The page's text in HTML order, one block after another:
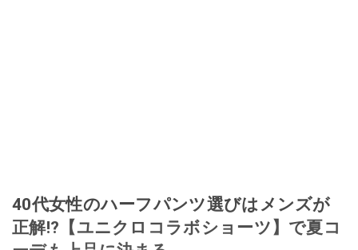
40代女性のハーフパンツ選びはメンズが
正解!?【ユニクロコラボショーツ】で夏コ